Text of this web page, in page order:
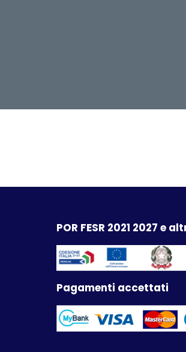
POR FESR 2021 2027 e
Pagamenti accettati